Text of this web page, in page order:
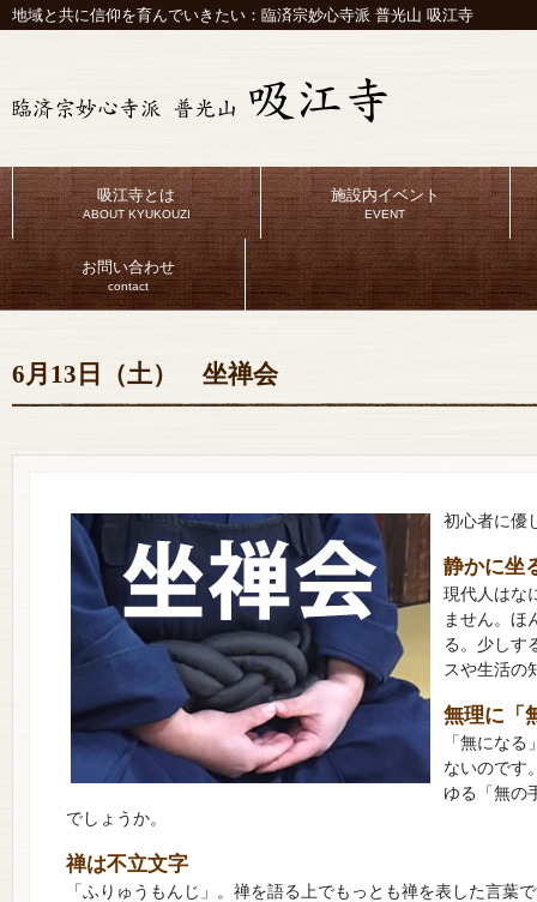
地域と共に信仰を育んでいきたい：臨済宗妙心寺派 普光山 吸江寺
吸江寺とは
ABOUT KYUKOUZI
施設内イベント
EVENT
お問い合わせ
contact
6月13日（土） 坐禅会
初心者に優
静かに坐
現代人はな
ません。ほ
る。少しす
スや生活の
無理に「
「無にな
ないのです
ゆる「無の
でしょうか。
禅は不立文字
「ふりゅうもんじ」。禅を語る上でもっとも禅を表した言